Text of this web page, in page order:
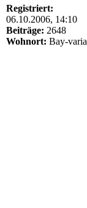
Registriert:
06.10.2006, 14:10
Beiträge: 2648
Wohnort: Bay-varia